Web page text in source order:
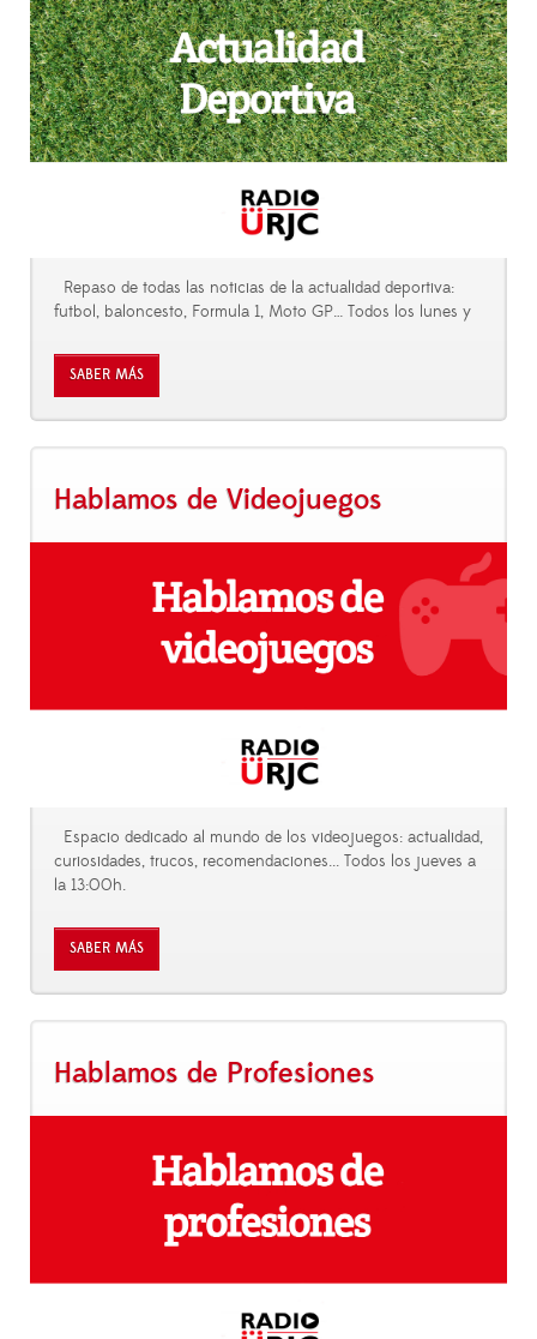
Repaso de todas las noticias de la actualidad deportiva:
futbol, baloncesto, Formula 1, Moto GP… Todos los lunes y
SABER MÁS
Hablamos de Videojuegos
Espacio dedicado al mundo de los videojuegos: actualidad,
curiosidades, trucos, recomendaciones... Todos los jueves a
la 13:00h.
SABER MÁS
Hablamos de Profesiones